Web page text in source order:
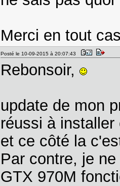
Merci en tout
Posté le 10-09-2015 à 20:07:43
Rebonsoir,
update de mon
réussi à
et ce côté la
Par contre, je
GTX 970M